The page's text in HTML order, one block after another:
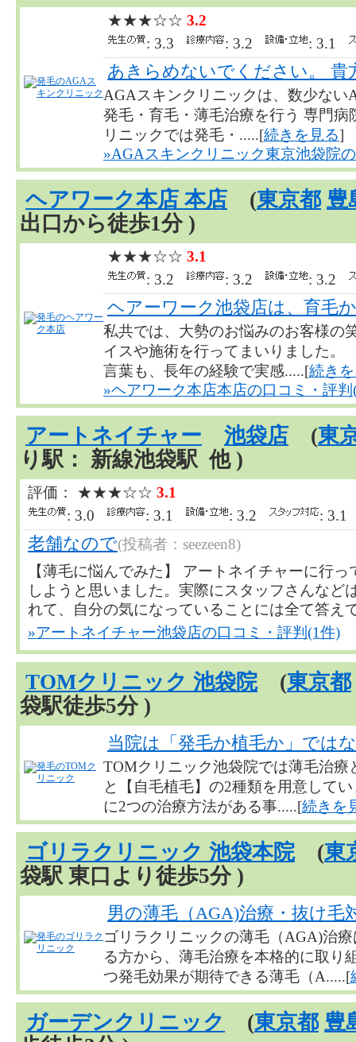
★★★☆☆ 3.2
: 3.3
: 3.2 : 3.1
あきらめないでください。
AGAスキンクリニックは、数少ない
発毛・育毛・薄毛治療を行う 専門
リニックでは発毛・.....[続きを見る]
»AGAスキンクリニック東京池袋院
ヘアワーク本店 本店 (東京都 豊
出口から徒歩1分 )
★★★☆☆ 3.1
: 3.2
: 3.2 : 3.2
ヘアーワーク池袋店は、育毛
私共では、大勢のお悩みのお客様の
イスや施術を行ってまいりました。
言葉も、長年の経験で実感.....[続き
»ヘアワーク本店本店の口コミ・評判
アートネイチャー 池袋店 (東
り駅： 新線池袋駅 他 )
評価： ★★★☆☆ 3.1
: 3.0
: 3.1 : 3.2 :
老舗なので(投稿者：seezeen8)
【薄毛に悩んでみた】 アートネイチャーに行
しようと思いました。実際にスタッフさんなど
れて、自分の気になっていることには全て答え
»アートネイチャー池袋店の口コミ・評判(1件)
TOMクリニック 池袋院(東京都
袋駅徒歩5分 )
当院は「発毛か植毛か」では
TOMクリニック池袋院では薄毛治療
と【自毛植毛】の2種類を用意して
に2つの治療方法がある事.....[続きを
ゴリラクリニック 池袋本院(東
袋駅 東口より徒歩5分 )
男の薄毛（AGA)治療・抜け
ゴリラクリニックの薄毛（AGA)治
る方から、薄毛治療を本格的に取り
つ発毛効果が期待できる薄毛（A.....[
ガーデンクリニック (東京都 豊